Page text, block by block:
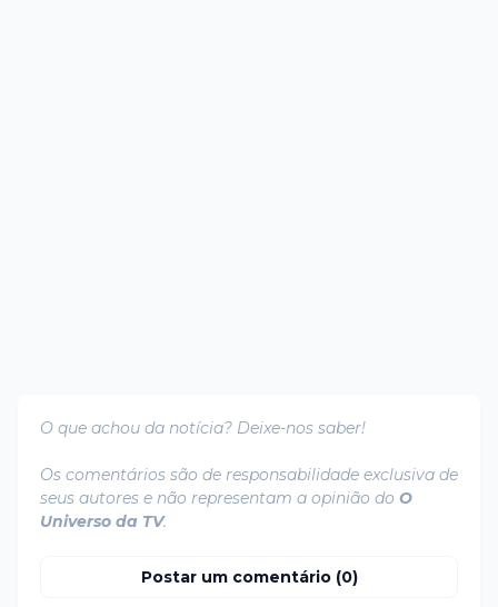
O que achou da notícia? Deixe-nos saber!
Os comentários são de responsabilidade exclusiva de
seus autores e não representam a opinião do O
Universo da TV.
Postar um comentário (0)